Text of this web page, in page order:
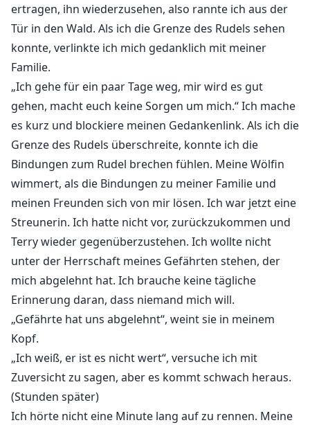
ertragen, ihn wiederzusehen, also rannte ich aus der
Tür in den Wald. Als ich die Grenze des Rudels sehen
konnte, verlinkte ich mich gedanklich mit meiner
Familie.
„Ich gehe für ein paar Tage weg, mir wird es gut
gehen, macht euch keine Sorgen um mich.“ Ich mache
es kurz und blockiere meinen Gedankenlink. Als ich die
Grenze des Rudels überschreite, konnte ich die
Bindungen zum Rudel brechen fühlen. Meine Wölfin
wimmert, als die Bindungen zu meiner Familie und
meinen Freunden sich von mir lösen. Ich war jetzt eine
Streunerin. Ich hatte nicht vor, zurückzukommen und
Terry wieder gegenüberzustehen. Ich wollte nicht
unter der Herrschaft meines Gefährten stehen, der
mich abgelehnt hat. Ich brauche keine tägliche
Erinnerung daran, dass niemand mich will.
„Gefährte hat uns abgelehnt“, weint sie in meinem
Kopf.
„Ich weiß, er ist es nicht wert“, versuche ich mit
Zuversicht zu sagen, aber es kommt schwach heraus.
(Stunden später)
Ich hörte nicht eine Minute lang auf zu rennen. Meine